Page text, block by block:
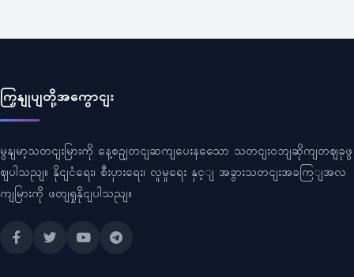
ကြှနျုပျတို့အကွောငျး
မွနျမာ့သတငျးမြားကို နေ့စဥျတငျဆကျပေးနသေော သတငျးဝဘျဆိုကျတဈခုဖွ
ဈပါသညျ။ နိုငျငံရေး၊ စီးပှားရေး၊ လူမှုရေး နှင့ျ အခွားသတငျးအခကြျအလ
ကျမြားကို ဖတျရှုနိုငျပါသညျ။